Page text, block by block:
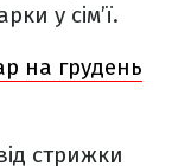
у сім’ї.
на грудень
стрижки